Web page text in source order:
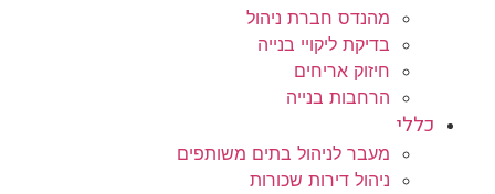
מהנדס חברת ניהול
בדיקת ליקויי בנייה
חיזוק אריחים
הרחבות בנייה
כללי
מעבר לניהול בתים משותפים
ניהול דירות שכורות